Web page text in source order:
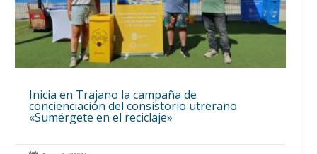
Inicia en Trajano la campaña de
concienciación del consistorio utrerano
«Sumérgete en el reciclaje»